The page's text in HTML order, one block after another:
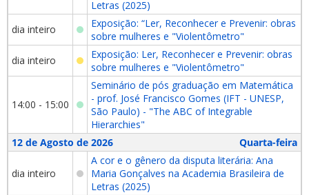
Letras (2025)
dia inteiro
Exposição: “Ler, Reconhecer e Prevenir: obras
sobre mulheres e "Violentômetro"
dia inteiro
Exposição: Ler, Reconhecer e Prevenir: obras
sobre mulheres e "Violentômetro"
14:00 - 15:00
Seminário de pós graduação em Matemática
- prof. José Francisco Gomes (IFT - UNESP,
São Paulo) - "The ABC of Integrable
Hierarchies"
12 de Agosto de 2026
Quarta-feira
dia inteiro
A cor e o gênero da disputa literária: Ana
Maria Gonçalves na Academia Brasileira de
Letras (2025)